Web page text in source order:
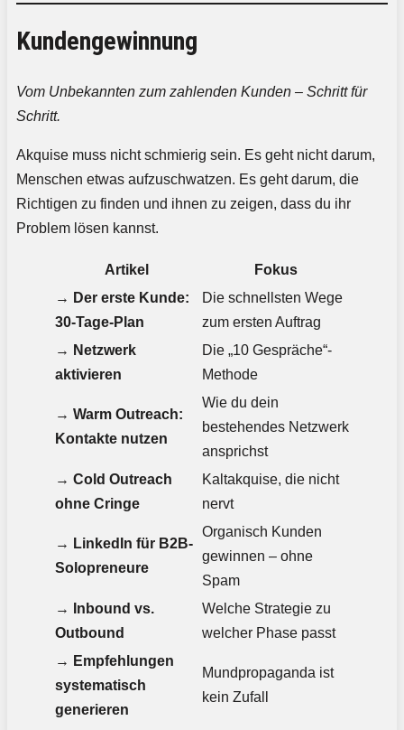
Kundengewinnung
Vom Unbekannten zum zahlenden Kunden – Schritt für
Schritt.
Akquise muss nicht schmierig sein. Es geht nicht darum,
Menschen etwas aufzuschwatzen. Es geht darum, die
Richtigen zu finden und ihnen zu zeigen, dass du ihr
Problem lösen kannst.
Artikel
Fokus
→ Der erste Kunde:
30-Tage-Plan
Die schnellsten Wege
zum ersten Auftrag
→ Netzwerk
aktivieren
Die „10 Gespräche“-
Methode
→ Warm Outreach:
Kontakte nutzen
Wie du dein
bestehendes Netzwerk
ansprichst
→ Cold Outreach
ohne Cringe
Kaltakquise, die nicht
nervt
→ LinkedIn für B2B-
Solopreneure
Organisch Kunden
gewinnen – ohne
Spam
→
Inbound vs.
Outbound
Welche Strategie zu
welcher Phase passt
→ Empfehlungen
systematisch
generieren
Mundpropaganda ist
kein Zufall